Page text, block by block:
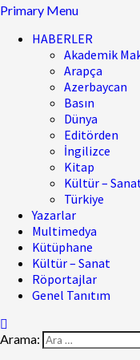
Primary Menu
HABERLER
Akademik
Arapça
Azerbaycan
Basın
Dünya
Editörden
İngilizce
Kitap
Kültür –
Türkiye
Yazarlar
Multimedya
Kütüphane
Kültür – Sanat
Röportajlar
Genel Tanıtım
Arama: